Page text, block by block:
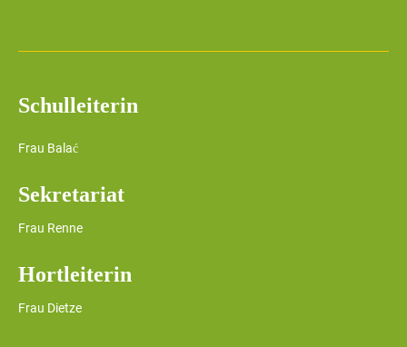
Schulleiterin
Frau Balać
Sekretariat
Frau Renne
Hortleiterin
Frau Dietze